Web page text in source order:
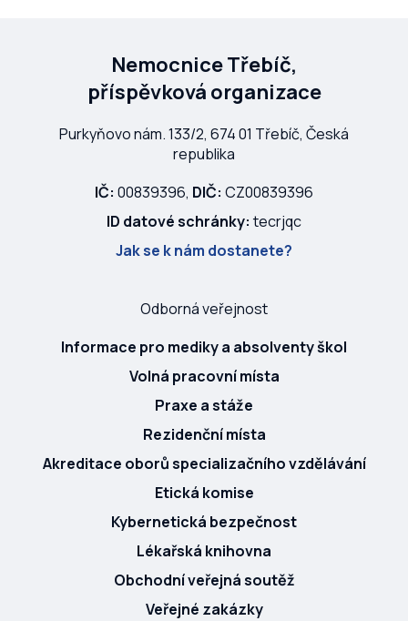
Nemocnice Třebíč,
příspěvková organizace
Purkyňovo nám. 133/2, 674 01 Třebíč, Česká
republika
IČ: 00839396, DIČ: CZ00839396
ID datové schránky: tecrjqc
Jak se k nám dostanete?
Odborná veřejnost
Informace pro mediky a absolventy škol
Volná pracovní místa
Praxe a stáže
Rezidenční místa
Akreditace oborů specializačního vzdělávání
Etická komise
Kybernetická bezpečnost
Lékařská knihovna
Obchodní veřejná soutěž
Veřejné zakázky